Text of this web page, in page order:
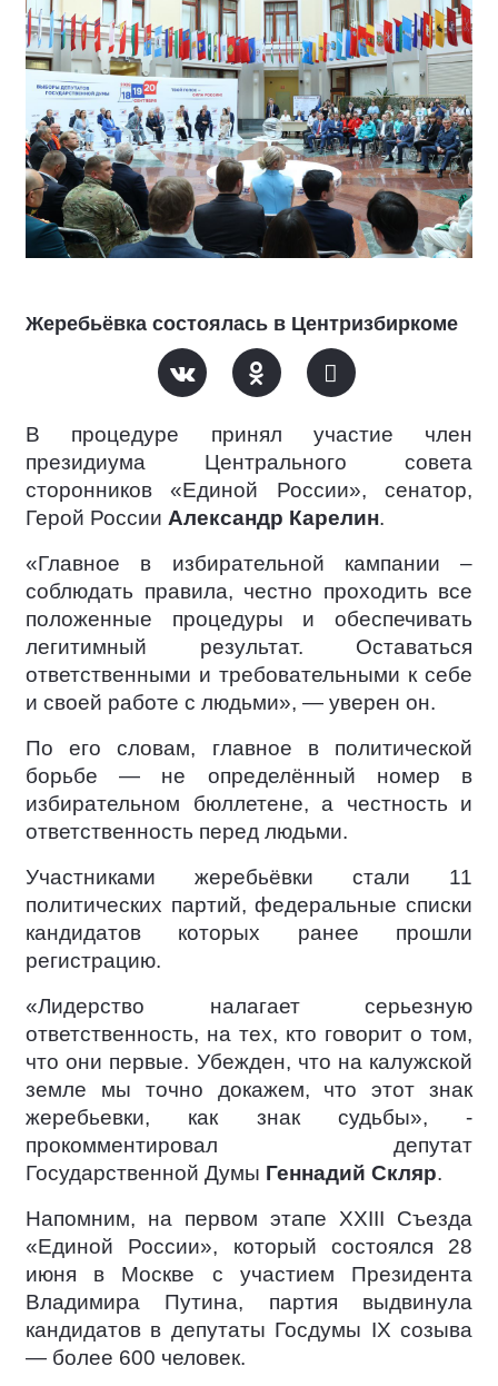
Жеребьёвка состоялась в Центризбиркоме
В процедуре принял участие член
президиума Центрального совета
сторонников «Единой России», сенатор,
Герой России Александр Карелин.
«Главное в избирательной кампании –
соблюдать правила, честно проходить все
положенные процедуры и обеспечивать
легитимный результат. Оставаться
ответственными и требовательными к себе
и своей работе с людьми», — уверен он.
По его словам, главное в политической
борьбе — не определённый номер в
избирательном бюллетене, а честность и
ответственность перед людьми.
Участниками жеребьёвки стали 11
политических партий, федеральные списки
кандидатов которых ранее прошли
регистрацию.
«Лидерство налагает серьезную
ответственность, на тех, кто говорит о том,
что они первые. Убежден, что на калужской
земле мы точно докажем, что этот знак
жеребьевки, как знак судьбы», -
прокомментировал депутат
Государственной Думы Геннадий Скляр.
Напомним, на первом этапе XXIII Съезда
«Единой России», который состоялся 28
июня в Москве с участием Президента
Владимира Путина, партия выдвинула
кандидатов в депутаты Госдумы IX созыва
— более 600 человек.